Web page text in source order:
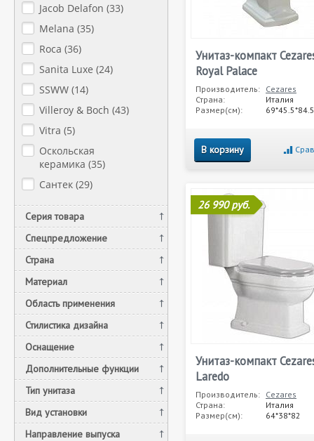
Jacob Delafon (33)
Melana (35)
Roca (36)
Sanita Luxe (24)
SSWW (14)
Villeroy & Boch (43)
Vitra (5)
Оскольская
керамика (35)
Сантек (29)
Серия товара
Спецпредложение
Страна
Материал
Область применения
Стилистика дизайна
Оснащение
Дополнительные функции
Тип унитаза
Вид установки
Направление выпуска
Унитаз-компакт
Royal Palace
Производитель: Cezares
Страна:
Италия
Размер(см):
69*45.5*84.5
В корзину
26 990 руб.
Унитаз-компакт
Laredo
Производитель: Cezares
Страна:
Италия
Размер(см):
64*38*82